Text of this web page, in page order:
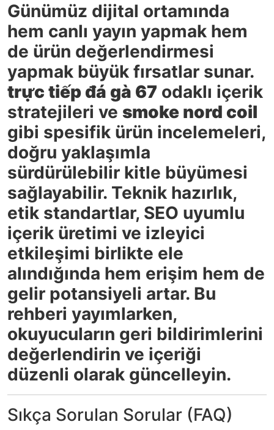
Günümüz dijital ortamında
hem canlı yayın yapmak hem
de ürün değerlendirmesi
yapmak büyük fırsatlar sunar.
trực tiếp đá gà 67 odaklı içerik
stratejileri ve smoke nord coil
gibi spesifik ürün incelemeleri,
doğru yaklaşımla
sürdürülebilir kitle büyümesi
sağlayabilir. Teknik hazırlık,
etik standartlar, SEO uyumlu
içerik üretimi ve izleyici
etkileşimi birlikte ele
alındığında hem erişim hem de
gelir potansiyeli artar. Bu
rehberi yayımlarken,
okuyucuların geri bildirimlerini
değerlendirin ve içeriği
düzenli olarak güncelleyin.
Sıkça Sorulan Sorular (FAQ)